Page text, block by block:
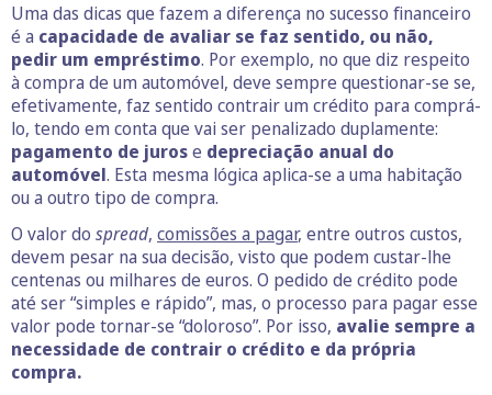
Uma das dicas que fazem a diferença no sucesso financeiro
é a capacidade de avaliar se faz sentido, ou não,
pedir um empréstimo. Por exemplo, no que diz respeito
à compra de um automóvel, deve sempre questionar-se se,
efetivamente, faz sentido contrair um crédito para comprá-
lo, tendo em conta que vai ser penalizado duplamente:
pagamento de jurose depreciação anual do
automóvel. Esta mesma lógica aplica-se a uma habitação
ou a outro tipo de compra.
O valor do spread, comissões a pagar, entre outros custos,
devem pesar na sua decisão, visto que podem custar-lhe
centenas ou milhares de euros. O pedido de crédito pode
até ser “simples e rápido”, mas, o processo para pagar esse
valor pode tornar-se “doloroso”. Por isso, avalie sempre a
necessidade de contrair o crédito e da própria
compra.